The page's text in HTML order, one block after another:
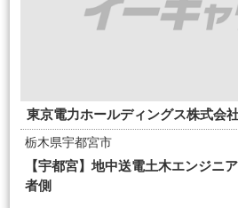
東京電力ホールディングス株式会
栃木県宇都宮市
【宇都宮】地中送電土木エンジニ
者側